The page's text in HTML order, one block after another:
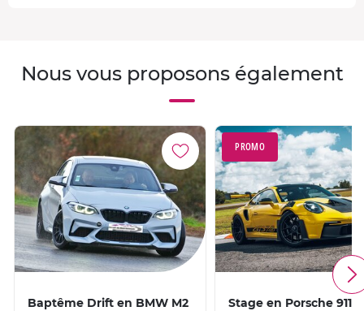
Nous vous proposons également
Baptême Drift en BMW M2
PROMO
Stage en Porsche 911